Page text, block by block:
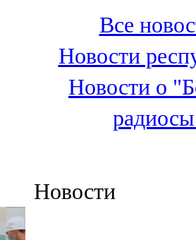
100,3 FM
Зәй
106,6 FM
Кадыбаш
105,2 FM
91,5 FM
Все
Новости
Новости о
Новости